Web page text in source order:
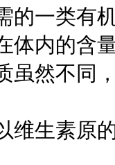
的一类有
体内的含
虽然不同
生素原的